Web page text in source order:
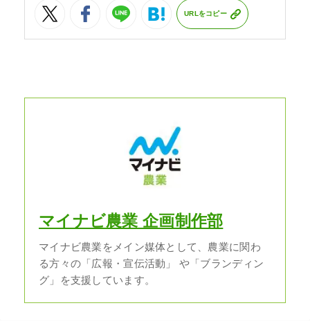
URLをコピー
マイナビ農業 企画制作部
マイナビ農業をメイン媒体として、農業に関わ
る方々の「広報・宣伝活動」 や「ブランディン
グ」を支援しています。